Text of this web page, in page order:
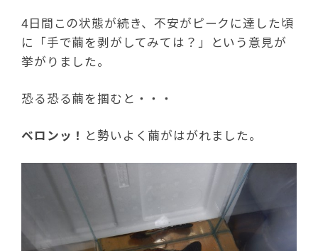
4日間この状態が続き、不安がピークに達した頃
に「手で繭を剥がしてみては？」という意見が
挙がりました。
恐る恐る繭を掴むと・・・
ベロンッ！ と勢いよく繭がはがれました。